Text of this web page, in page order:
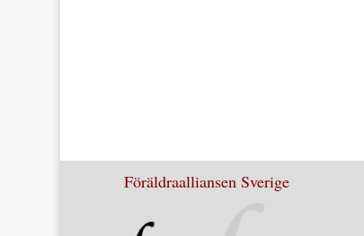
Föräldraalliansen Sverige